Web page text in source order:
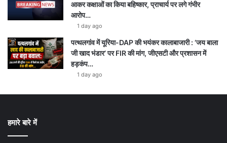
आकर कक्षाओं का किया बहिष्कार, प्राचार्य पर लगे गंभीर
आरोप…
1 day ago
पत्थलगांव में यूरिया-DAP की भयंकर कालाबाजारी : ‘जय बाला
जी खाद भंडार’ पर FIR की मांग, जीएसटी और प्रशासन में
हड़कंप…
1 day ago
हमारे बारे में